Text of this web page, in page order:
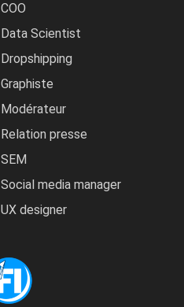
COO
Data Scientist
Dropshipping
Graphiste
Modérateur
Relation presse
SEM
Social media manager
UX designer